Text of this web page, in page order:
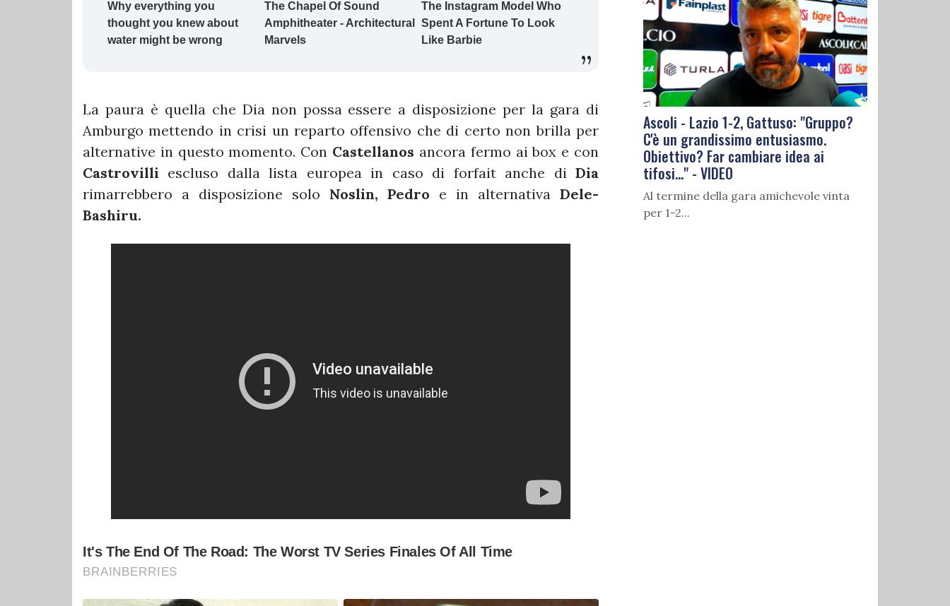
La paura è quella che Dia non possa essere a disposizione per la gara di
Amburgo mettendo in crisi un reparto offensivo che di certo non brilla per
alternative in questo momento. Con Castellanos ancora fermo ai box e con
Castrovilli escluso dalla lista europea in caso di forfait anche di Dia
rimarrebbero a disposizione solo Noslin, Pedro e in alternativa Dele-
Bashiru.
Ascoli - Lazio 1-2, Gattuso: "Gruppo?
C'è un grandissimo entusiasmo.
Obiettivo? Far cambiare idea ai
tifosi..." - VIDEO
Al termine della gara amichevole vinta
per 1-2...